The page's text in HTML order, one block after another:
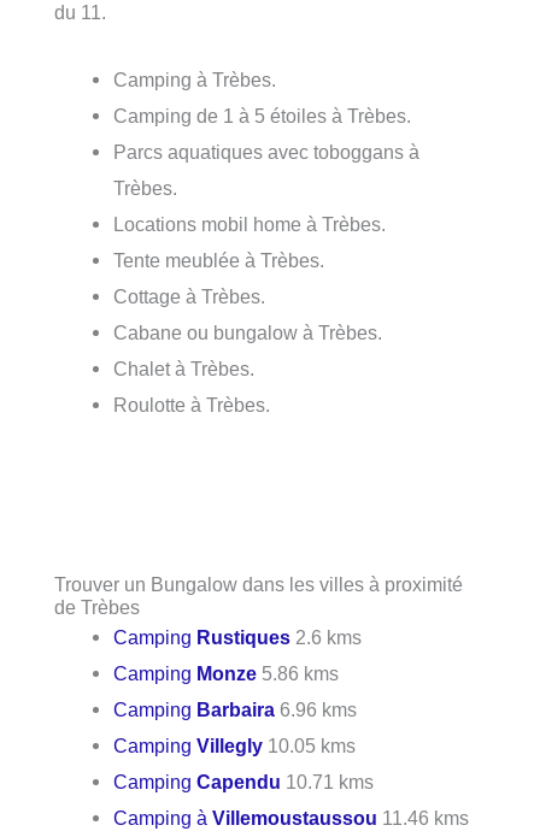
du 11.
Camping à Trèbes.
Camping de 1 à 5 étoiles à Trèbes.
Parcs aquatiques avec toboggans à
Trèbes.
Locations mobil home à Trèbes.
Tente meublée à Trèbes.
Cottage à Trèbes.
Cabane ou bungalow à Trèbes.
Chalet à Trèbes.
Roulotte à Trèbes.
Trouver un Bungalow dans les villes à proximité
de Trèbes
Camping Rustiques 2.6 kms
Camping Monze 5.86 kms
Camping Barbaira 6.96 kms
CampingVillegly 10.05 kms
CampingCapendu 10.71 kms
Camping àVillemoustaussou 11.46 kms